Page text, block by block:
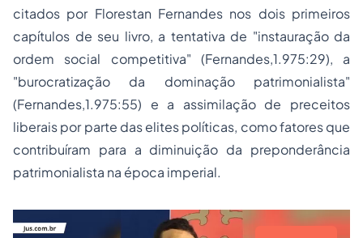
citados por Florestan Fernandes nos dois primeiros
capítulos de seu livro, a tentativa de "instauração da
ordem social competitiva" (Fernandes,1.975:29), a
"burocratização da dominação patrimonialista"
(Fernandes,1.975:55) e a assimilação de preceitos
liberais por parte das elites políticas, como fatores que
contribuíram para a diminuição da preponderância
patrimonialista na época imperial.